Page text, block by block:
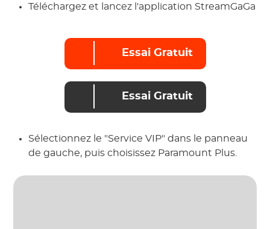
Téléchargez et lancez l'application StreamGaGa
Essai Gratuit
Essai Gratuit
Sélectionnez le "Service VIP" dans le panneau
de gauche, puis choisissez Paramount Plus.